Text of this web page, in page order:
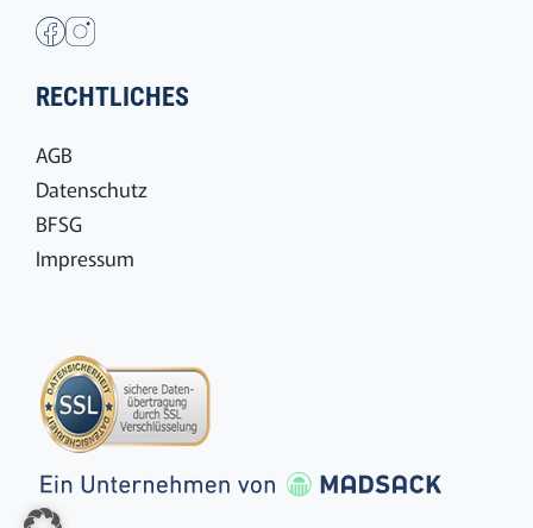
RECHTLICHES
AGB
Datenschutz
BFSG
Impressum